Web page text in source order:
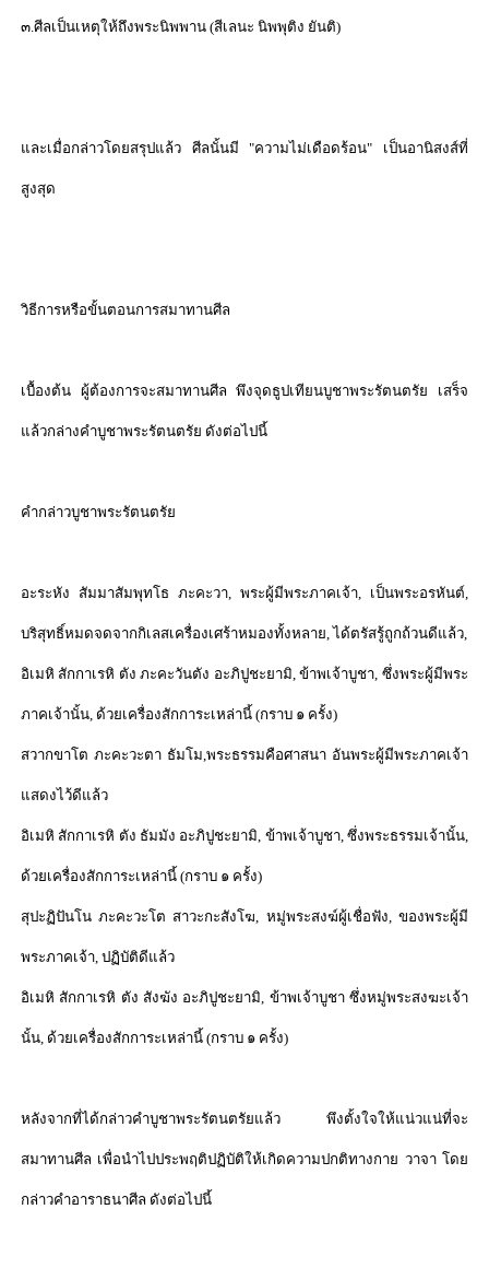
๓.ศีลเป็นเหตุให้ถึงพระนิพพาน (สีเลนะ นิพพุติง ยันติ)
และเมื่อกล่าวโดยสรุปแล้ว ศีลนั้นมี "ความไม่เดือดร้อน" เป็นอานิสงส์ที่
สูงสุด
วิธีการหรือขั้นตอนการสมาทานศีล
เบื้องต้น ผู้ต้องการจะสมาทานศีล พึงจุดธูปเทียนบูชาพระรัตนตรัย เสร็จ
แล้วกล่างคำบูชาพระรัตนตรัย ดังต่อไปนี้
คำกล่าวบูชาพระรัตนตรัย
อะระหัง สัมมาสัมพุทโธ ภะคะวา, พระผู้มีพระภาคเจ้า, เป็นพระอรหันต์,
บริสุทธิ์หมดจดจากกิเลสเครื่องเศร้าหมองทั้งหลาย, ได้ตรัสรู้ถูกถ้วนดีแล้ว,
อิเมหิ สักกาเรหิ ตัง ภะคะวันตัง อะภิปูชะยามิ,ข้าพเจ้าบูชา, ซึ่งพระผู้มีพระ
ภาคเจ้านั้น, ด้วยเครื่องสักการะเหล่านี้ (กราบ ๑ ครั้ง)
สวากขาโต ภะคะวะตา ธัมโม,พระธรรมคือศาสนา อันพระผู้มีพระภาคเจ้า
แสดงไว้ดีแล้ว
อิเมหิ สักกาเรหิ ตัง ธัมมัง อะภิปูชะยามิ, ข้าพเจ้าบูชา, ซึ่งพระธรรมเจ้านั้น,
ด้วยเครื่องสักการะเหล่านี้ (กราบ ๑ ครั้ง)
สุปะฏิปันโน ภะคะวะโต สาวะกะสังโฆ, หมู่พระสงฆ์ผู้เชื่อฟัง, ของพระผู้มี
พระภาคเจ้า, ปฏิบัติดีแล้ว
อิเมหิ สักกาเรหิ ตัง สังฆัง อะภิปูชะยามิ, ข้าพเจ้าบูชา ซึ่งหมู่พระสงฆะเจ้า
นั้น, ด้วยเครื่องสักการะเหล่านี้(กราบ ๑ ครั้ง)
หลังจากที่ได้กล่าวคำบูชาพระรัตนตรัยแล้ว พึงตั้งใจให้แน่วแน่ที่จะ
สมาทานศีล เพื่อนำไปประพฤติปฏิบัติให้เกิดความปกติทางกาย วาจา โดย
กล่าวคำอาราธนาศีล ดังต่อไปนี้